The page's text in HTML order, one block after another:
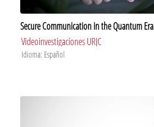
Secure Communication in the Quantum Era
Videoinvestigaciones URJC
Idioma: Español